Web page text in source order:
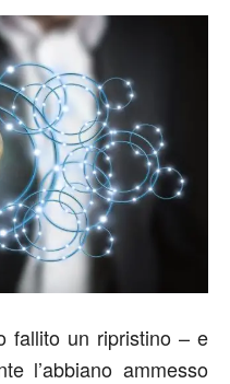
fallito un ripristino – e
l’abbiano ammesso